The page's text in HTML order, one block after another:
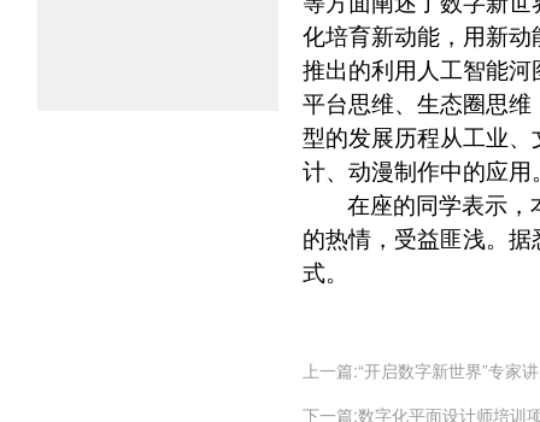
化培育新动能，用新
推出的利用人工智能
平台思维、生态圈思
型的发展历程从工业
计、动漫制作中的应用
在座的同学表示，
的热情，受益匪浅。
式。
上一篇:“开启数字新世界”专家
下一篇:数字化平面设计师培训